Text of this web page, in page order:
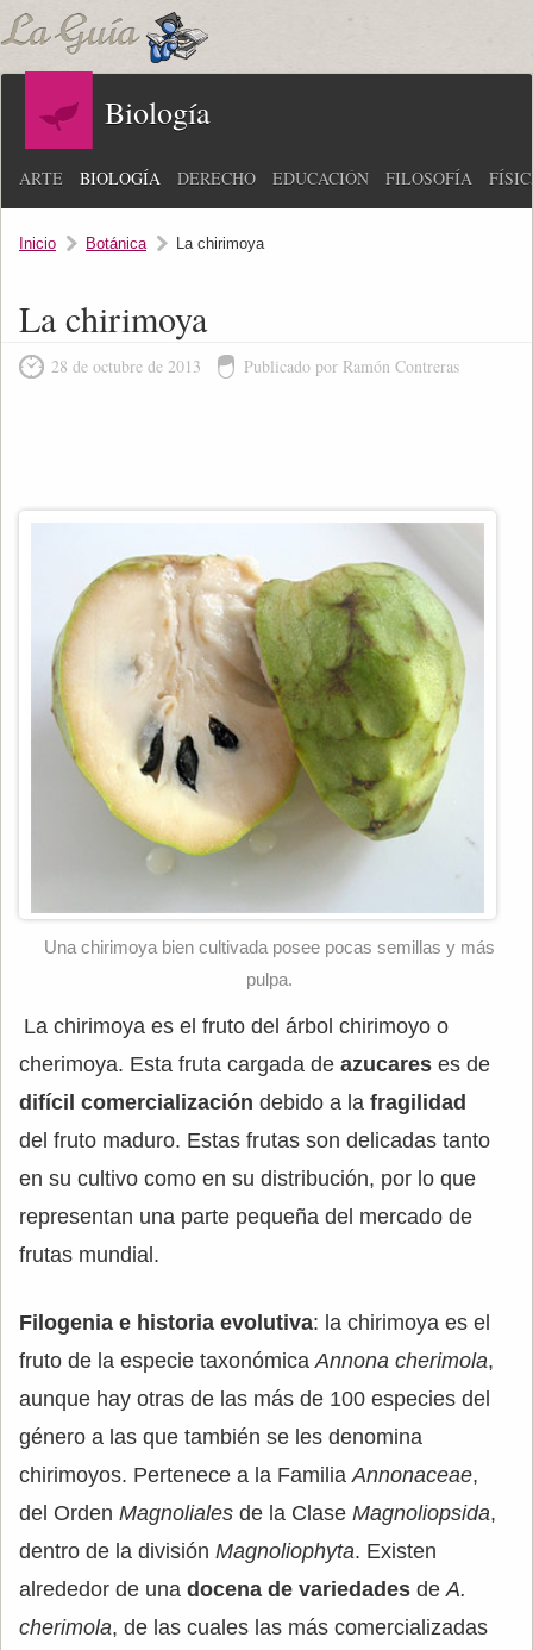
Biología
ARTE BIOLOGÍA DERECHO EDUCACIÓN FILOSOFÍA
Inicio Botánica La chirimoya
La chirimoya
28 de octubre de 2013 Publicado por Ramón Contreras
Una chirimoya bien cultivada posee pocas semillas y más
pulpa.
La chirimoya es el fruto del árbol chirimoyo o
cherimoya. Esta fruta cargada de azucares es de
difícil comercialización debido a la fragilidad
del fruto maduro. Estas frutas son delicadas tanto
en su cultivo como en su distribución, por lo que
representan una parte pequeña del mercado de
frutas mundial.
Filogenia e historia evolutiva: la chirimoya es el
fruto de la especie taxonómica Annona cherimola,
aunque hay otras de las más de 100 especies del
género a las que también se les denomina
chirimoyos. Pertenece a la Familia Annonaceae,
del Orden Magnoliales de la Clase Magnoliopsida,
dentro de la división Magnoliophyta. Existen
alrededor de una docena de variedades de A.
cherimola, de las cuales las más comercializadas